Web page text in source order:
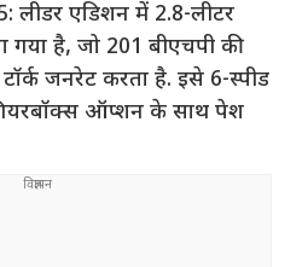
एडिशन में 2.8-लीटर
गया है, जो 201 बीएचपी की
जनरेट करता है. इसे 6-स्पीड
ऑप्शन के साथ पेश